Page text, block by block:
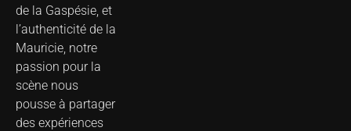
de la Gaspésie, et
l’authenticité de la
Mauricie, notre
passion pour la
scène nous
pousse à partager
des expériences